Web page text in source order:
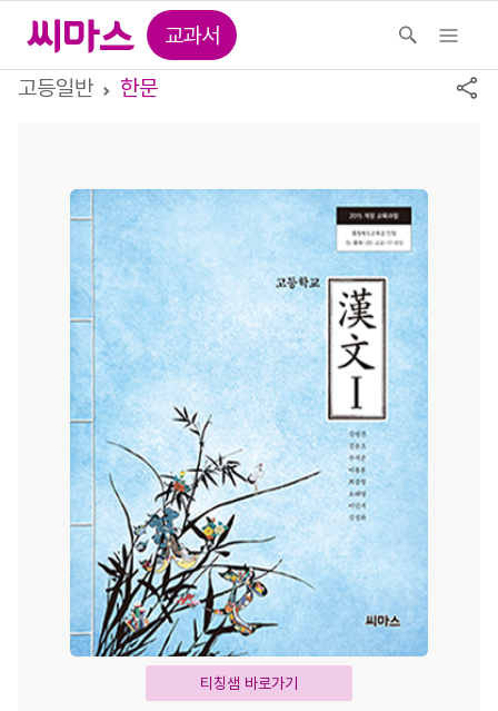
교과서
고등일반
한문
티칭샘 바로가기